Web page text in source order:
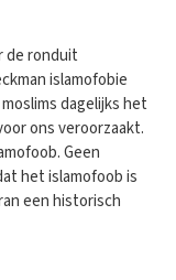
de ronduit
islamofobie
dagelijks het
ons veroorzaakt.
Geen
het islamofoob is
een historisch